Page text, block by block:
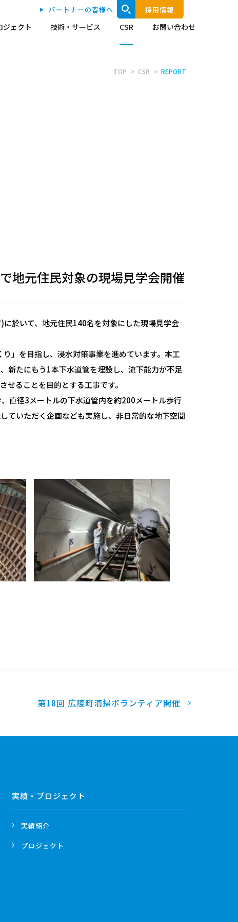
ジェクト 技術・サービス CSR お問い合わせ
パートナーの皆様へ 採用情報
TOP CSR REPORT
地元住民対象の現場見学会開催
於いて、地元住民140名を対象にした現場見学会
」を目指し、浸水対策事業を進めています。本工
新たにもう1本下水道管を埋設し、流下能力が不足
せることを目的とする工事です。
直径3メートルの下水道管内を約200メートル歩行
ていただく企画なども実施し、非日常的な地下空間
第18回 広陵町清掃ボランティア開催
実績・プロジェクト
実績紹介
プロジェクト